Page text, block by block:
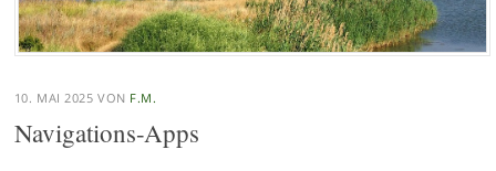
10. MAI 2025 VON F.M.
Navigations-Apps